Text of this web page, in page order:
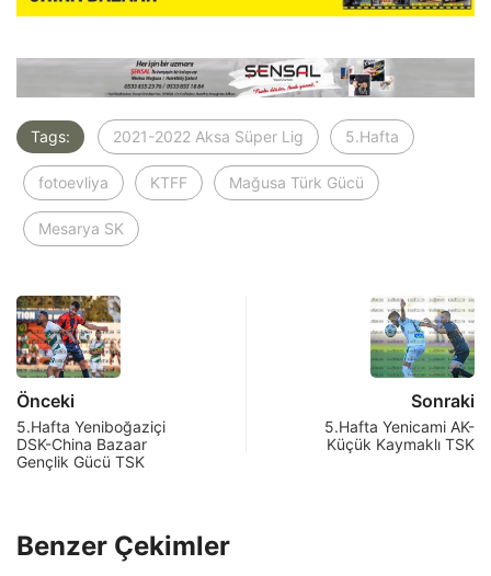
Tags: 2021-2022 Aksa Süper Lig 5.Hafta
fotoevliya KTFF Mağusa Türk Gücü
Mesarya SK
Önceki
5.Hafta Yeniboğaziçi
DSK-China Bazaar
Gençlik Gücü TSK
Sonraki
5.Hafta Yenicami AK-
Küçük Kaymaklı TSK
Benzer Çekimler